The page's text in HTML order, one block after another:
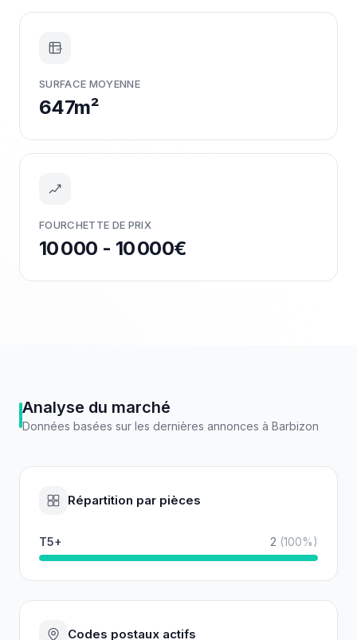
m²
SURFACE MOYENNE
647m²
FOURCHETTE DE PRIX
10 000 - 10 000€
Analyse du marché
Données basées sur les dernières annonces à Barbizon
Répartition par pièces
T5+ 2 (100%)
Codes postaux actifs